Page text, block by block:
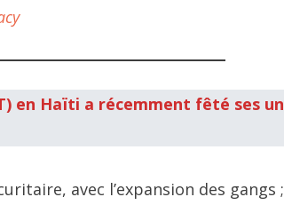
en Haïti a récemment fêté ses un
avec l’expansion des gangs ;